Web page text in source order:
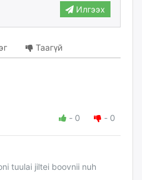
Илгээх
Таагүй
- 0 - 0
tuulai jiltei boovnii nuh